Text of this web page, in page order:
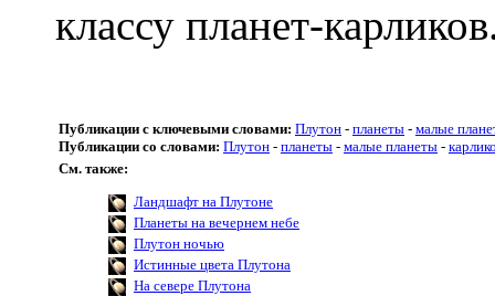
классу планет-
Публикации с ключевыми словами: Плутон - планеты - малые
Публикации со словами: Плутон - планеты - малые планеты -
См. также:
Ландшафт на Плутоне
Планеты на вечернем небе
Плутон ночью
Истинные цвета Плутона
На севере Плутона